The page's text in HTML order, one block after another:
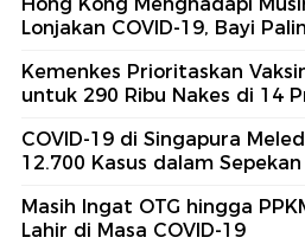
Lonjakan COVID-19, Bayi
Kemenkes Prioritaskan
untuk 290 Ribu Nakes di 14
COVID-19 di Singapura
12.700 Kasus dalam Sepekan
Masih Ingat OTG hingga
Lahir di Masa COVID-19